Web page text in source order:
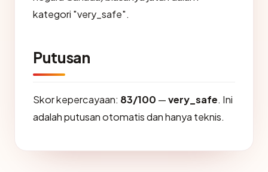
kategori "very_safe".
Putusan
Skor kepercayaan: 83/100 —very_safe. Ini
adalah putusan otomatis dan hanya teknis.